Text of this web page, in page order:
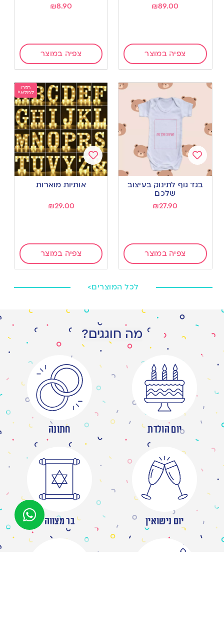
₪89.00
צפיה במוצר
₪8.90
צפיה במוצר
to
wishlist
בגד גוף לתינוק בעיצוב
שלכם
₪27.90
צפיה במוצר
חזרו
למלאי!
Add
wishlist
אותיות מוארות
₪29.00
צפיה במוצר
לכל המוצרים>
מה חוגגים?
יום הולדת חתונה
יום נישואין בר מצווה